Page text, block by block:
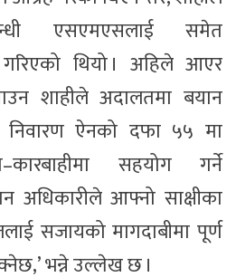
एसएमएसलाई समेत
थियो । अहिले आएर
शाहीले अदालतमा बयान
निवारण ऐनको दफा ५५ मा
सहयोग गर्ने
अधिकारीले आफ्नो साक्षीका
सजायको मागदाबीमा पूर्ण
भन्ने उल्लेख छ ।